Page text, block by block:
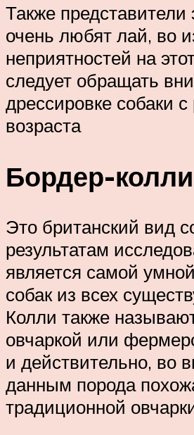
Также представители
очень любят лай, во
неприятностей на
следует обращать
дрессировке собаки с
возраста
Бордер-колли
Это британский вид
результатам
является самой
собак из всех
Колли также
овчаркой или
и действительно, во
данным порода
традиционной